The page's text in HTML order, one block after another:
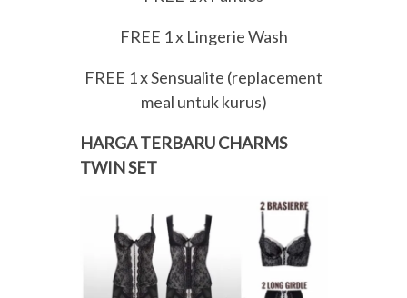
FREE 1 x Lingerie Wash
FREE 1 x Sensualite (replacement
meal untuk kurus)
HARGA TERBARU CHARMS
TWIN SET